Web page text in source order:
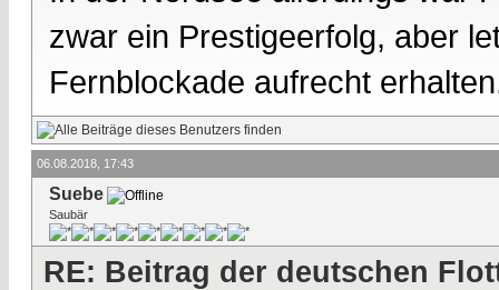
zwar ein Prestigeerfolg, aber
Fernblockade aufrecht
06.08.2018, 17:43
Suebe
Saubär
RE: Beitrag der deutschen